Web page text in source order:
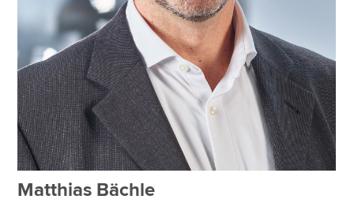
Matthias Bächle